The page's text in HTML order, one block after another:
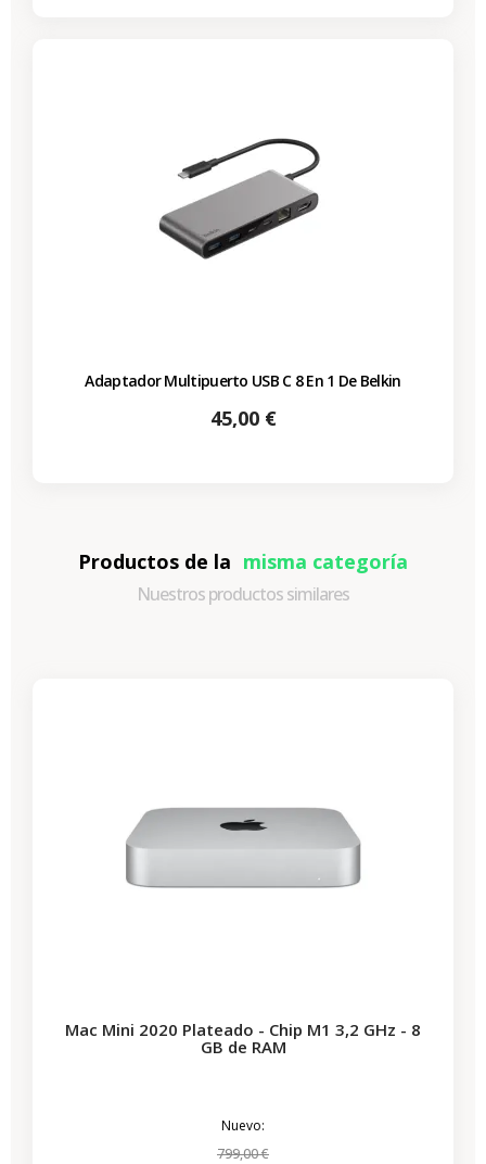
Adaptador Multipuerto USB C 8 En 1 De Belkin
Precio
45,00 €
Productos de la misma categoría
Nuestros productos similares
Mac Mini 2020 Plateado - Chip M1 3,2 GHz - 8
GB de RAM
Nuevo:
799,00 €